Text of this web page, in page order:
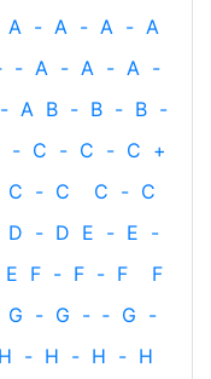
A - A - A - A
- A - A - A -
- A B - B - B -
- C - C - C +
C - C C - C
D - D E - E -
E F - F - F
F
G - G - ‐ G -
H - H - H - H